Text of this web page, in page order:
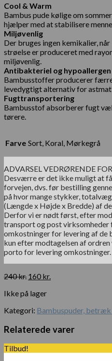
Cool & Warm
Bambus pude kølige om
hjælper med at stabilisere
Miljøvenlig
Der bruges ingen kemikalier,
strøelse er produceret med
miljøvenlig.
Antibakteriel og hypoallergen
Bambusstoffer producerer færre
levedygtigt alternativ for
Fugttransportering
Bambusstof absorberer fugt
tørere.
Farve Sort, Koral, Mørkegrå
ADVARSEL VEDRØRENDE
Desværre er det ikke muligt at
forvejen, dvs. før bestilling
på hvor mange stykker,
(Længde x Højde x Bredde) af
Derfor vi er nødt først, efter
transport og post
omkostninger for levering af de
kun efter modtagelsen af
porto for levering omkostninger.
240kr. Den
pris
240 kr..
160 kr.
160 kr..
Ikke på lager
Kategori: Bambuspuder,
Relaterede varer
Tilbud!